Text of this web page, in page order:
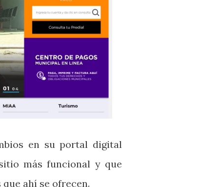
en su portal digital
más funcional y que
ahí se ofrecen.